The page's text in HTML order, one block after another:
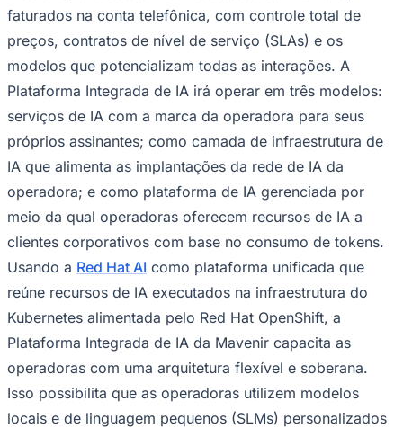
Divulgar VagasNovo
Publicidade Legal
Negócios Regionais
Turismo
Segurança Regional
Hospitais Estaduais
Parques & Represas
Cidades da Região
Santana de Parnaíba
Osasco Carapicuíba
do Bom Jesus AraçariguamaCajamarCaieiras Franco da
Rocha Francisco MoratoTaboão da SerraEmbu das ArtesSão Roque
Para Sua Empresa
Anuncie Regional
Guia de Empresas
Vagas na RegiãoNovo
Hub de Negócios
Guia Comercial
Selo Verificado
Portal Educacional
Agenda de Vestibulares
Vagas de Emprego
Concursos
faturados na conta telefônica, com controle total de
preços, contratos de nível de serviço (SLAs) e os
modelos que potencializam todas as interações. A
Plataforma Integrada de IA irá operar em três modelos:
serviços de IA com a marca da operadora para seus
próprios assinantes; como camada de infraestrutura de
IA que alimenta as implantações da rede de IA da
operadora; e como plataforma de IA gerenciada por
meio da qual operadoras oferecem recursos de IA a
clientes corporativos com base no consumo de tokens.
Usando a Red Hat AI como plataforma unificada que
reúne recursos de IA executados na infraestrutura do
Kubernetes alimentada pelo Red Hat OpenShift, a
Plataforma Integrada de IA da Mavenir capacita as
operadoras com uma arquitetura flexível e soberana.
Isso possibilita que as operadoras utilizem modelos
locais e de linguagem pequenos (SLMs) personalizados